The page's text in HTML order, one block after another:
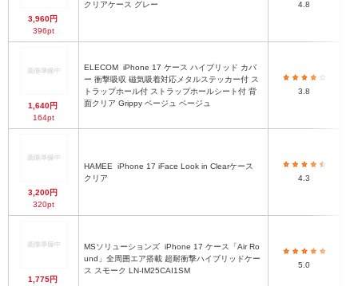
3,960円
396pt
クリアケース グレー 4.8
1,640円
164pt
ELECOM
ー 衝撃吸収 磁気吸着対応メタルステッカー付 ス
トラップホール付 ストラップホールシート付 背
面クリア Grippy ベージュ ベージュ
3.8
3,200円
320pt
HAMEE
クリア
4.3
1,775円
MSソリューションズ
und」全周囲エア搭載 超耐衝撃ハイブリッドケー
ス スモーク LN-IM25CAI1SM
5.0